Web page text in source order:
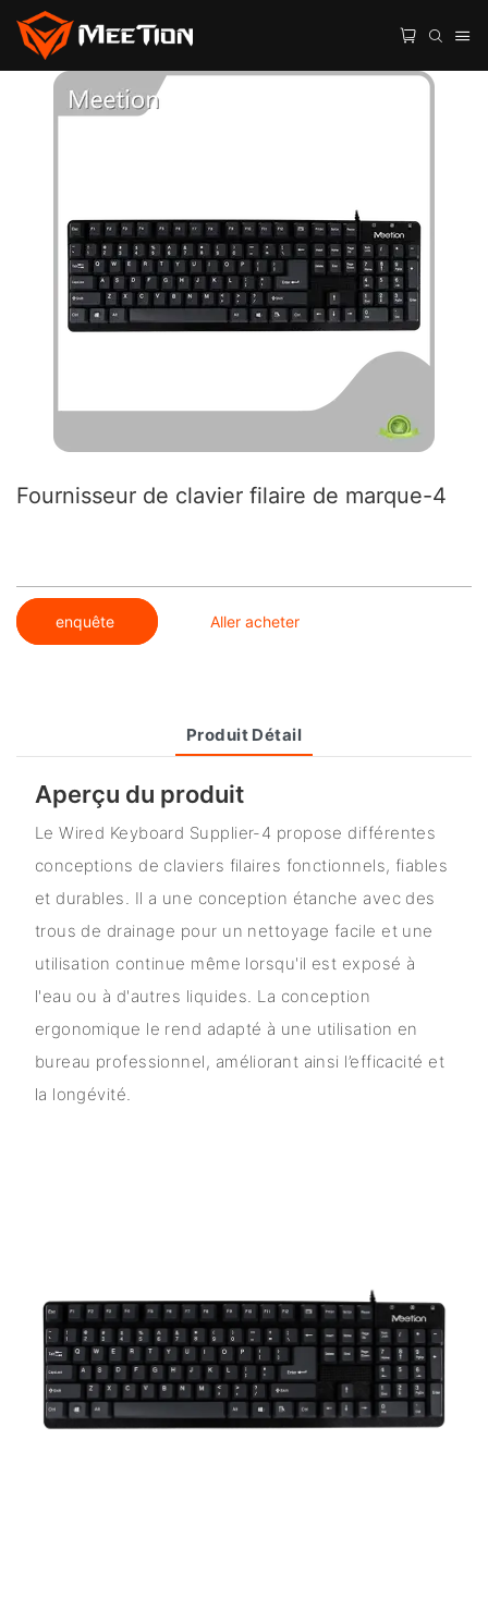
Fournisseur de clavier filaire de marque-4
enquête Aller acheter
Produit Détail
Aperçu du produit
Le Wired Keyboard Supplier-4 propose différentes
conceptions de claviers filaires fonctionnels, fiables
et durables. Il a une conception étanche avec des
trous de drainage pour un nettoyage facile et une
utilisation continue même lorsqu'il est exposé à
l'eau ou à d'autres liquides. La conception
ergonomique le rend adapté à une utilisation en
bureau professionnel, améliorant ainsi l’efficacité et
la longévité.